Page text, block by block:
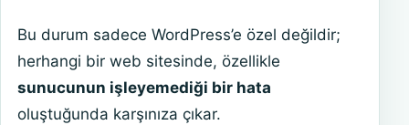
Bu durum sadece WordPress’e özel değildir;
herhangi bir web sitesinde, özellikle
sunucunun işleyemediği bir hata
oluştuğunda karşınıza çıkar.